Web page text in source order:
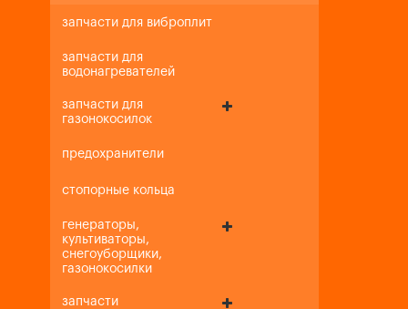
запчасти для виброплит
запчасти для
водонагревателей
запчасти для
газонокосилок
предохранители
стопорные кольца
генераторы,
культиваторы,
снегоуборщики,
газонокосилки
запчасти